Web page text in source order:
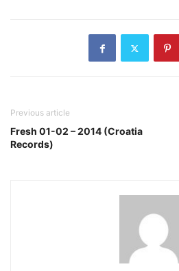
Previous article
Fresh 01-02 – 2014 (Croatia
Records)